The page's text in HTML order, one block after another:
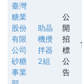
臺灣
糖業
股份
有限
公司
砂糖
事業
助晶
機攪
拌器
2組
公
開
招
標
公
告